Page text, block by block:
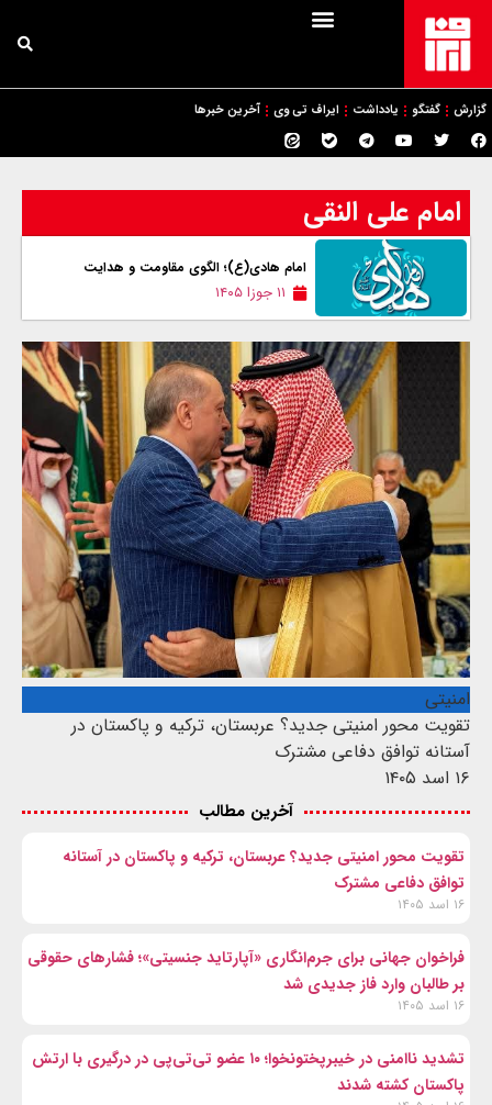
گزارش گفتگو یادداشت ایراف تی وی آخرین خبرها
امام علی النقی
امام هادی(ع)؛ الگوی مقاومت و هدایت
۱۱ جوزا ۱۴۰۵
امنیتی
تقویت محور امنیتی جدید؟ عربستان، ترکیه و پاکستان در
آستانه توافق دفاعی مشترک
۱۶ اسد ۱۴۰۵
آخرین مطالب
تقویت محور امنیتی جدید؟ عربستان، ترکیه و پاکستان در آستانه
توافق دفاعی مشترک
۱۶ اسد ۱۴۰۵
فراخوان جهانی برای جرم‌انگاری «آپارتاید جنسیتی»؛ فشارهای حقوقی
بر طالبان وارد فاز جدیدی شد
۱۶ اسد ۱۴۰۵
تشدید ناامنی در خیبرپختونخوا؛ ۱۰ عضو تی‌تی‌پی در درگیری با ارتش
پاکستان کشته شدند